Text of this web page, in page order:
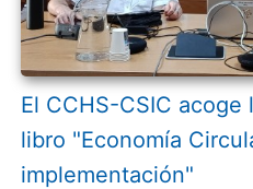
El CCHS-CSIC
libro "Economía
implementación"